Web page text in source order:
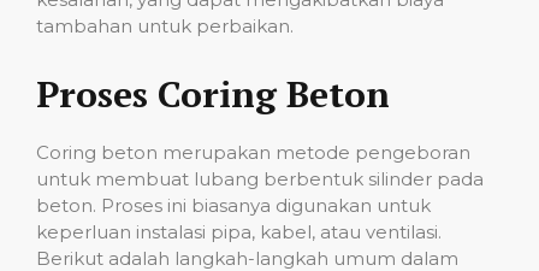
tambahan untuk perbaikan.
Proses Coring Beton
Coring beton merupakan metode pengeboran
untuk membuat lubang berbentuk silinder pada
beton. Proses ini biasanya digunakan untuk
keperluan instalasi pipa, kabel, atau ventilasi.
Berikut adalah langkah-langkah umum dalam